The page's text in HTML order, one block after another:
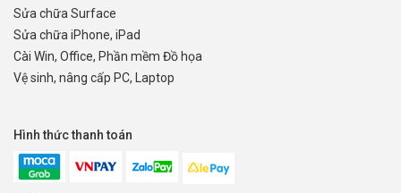
Sửa chữa Surface
Sửa chữa iPhone, iPad
Cài Win, Office, Phần mềm Đồ họa
Vệ sinh, nâng cấp PC, Laptop
Hình thức thanh toán